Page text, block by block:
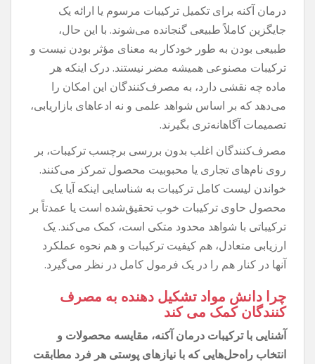
درمان آکنه برای تکمیل ترکیبات مرسوم یا ارائه یک
جایگزین کاملاً طبیعی گنجانده می‌شوند. با این حال،
طبیعی بودن به طور خودکار به معنای مؤثر بودن نیست و
ترکیبات مصنوعی همیشه مضر نیستند. درک اینکه هر
ماده چه نقشی دارد، به مصرف‌کنندگان این امکان را
می‌دهد که بر اساس شواهد علمی و نه ادعاهای بازاریابی،
تصمیمات آگاهانه‌تری بگیرند.
مصرف‌کنندگان اغلب بدون بررسی برچسب ترکیبات، بر
روی نام‌های تجاری یا محبوبیت محصول تمرکز می‌کنند.
خواندن لیست کامل ترکیبات به شناسایی اینکه آیا یک
محصول حاوی ترکیبات خوب تحقیق‌شده است یا عمدتاً بر
ترکیباتی با شواهد محدود متکی است، کمک می‌کند. یک
ارزیابی متعادل، هم کیفیت ترکیبات و هم نحوه عملکرد
آنها در کنار هم را در یک فرمول کامل در نظر می‌گیرد.
چرا دانش مواد تشکیل دهنده به مصرف
کنندگان کمک می کند
آشنایی با ترکیبات درمان آکنه، مقایسه محصولات و
انتخاب راه‌حل‌هایی که با نیازهای پوستی هر فرد مطابقت